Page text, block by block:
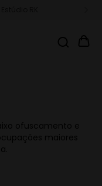
ofuscamento e
maiores